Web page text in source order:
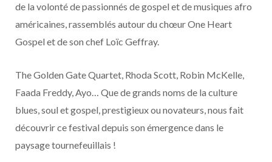
de la volonté de passionnés de gospel et de musiques afro
américaines, rassemblés autour du chœur One Heart
Gospel et de son chef Loïc Geffray.
The Golden Gate Quartet, Rhoda Scott, Robin McKelle,
Faada Freddy, Ayo… Que de grands noms de la culture
blues, soul et gospel, prestigieux ou novateurs, nous fait
découvrir ce festival depuis son émergence dans le
paysage tournefeuillais !